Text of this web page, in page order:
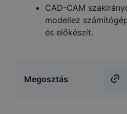
CAD-CAM
modellez
és előkészít.
Megosztás